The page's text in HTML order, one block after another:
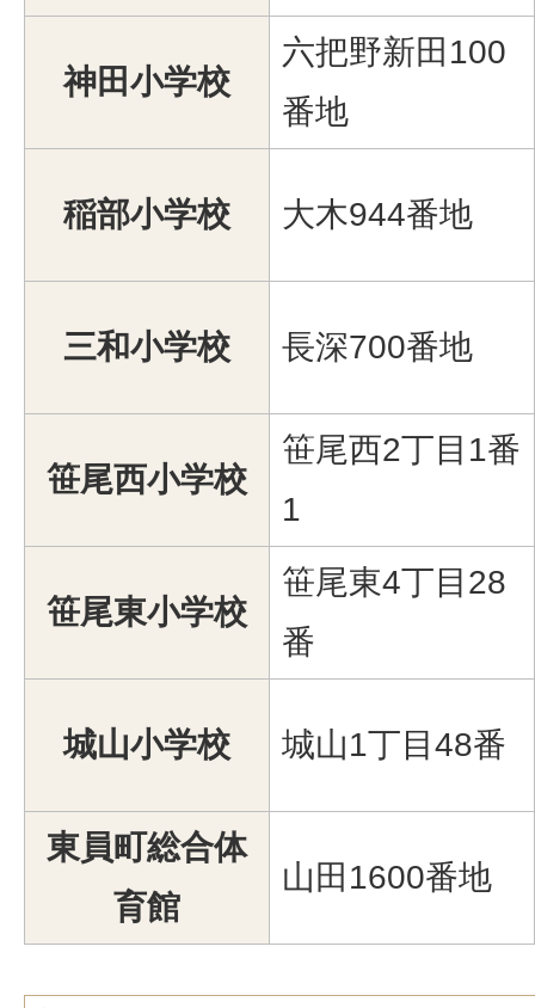
神田小学校
六把野新田100
番地
稲部小学校 大木944番地
三和小学校 長深700番地
笹尾西小学校
笹尾西2丁目1番
1
笹尾東小学校
笹尾東4丁目28
番
城山小学校 城山1丁目48番
東員町総合体
育館
山田1600番地